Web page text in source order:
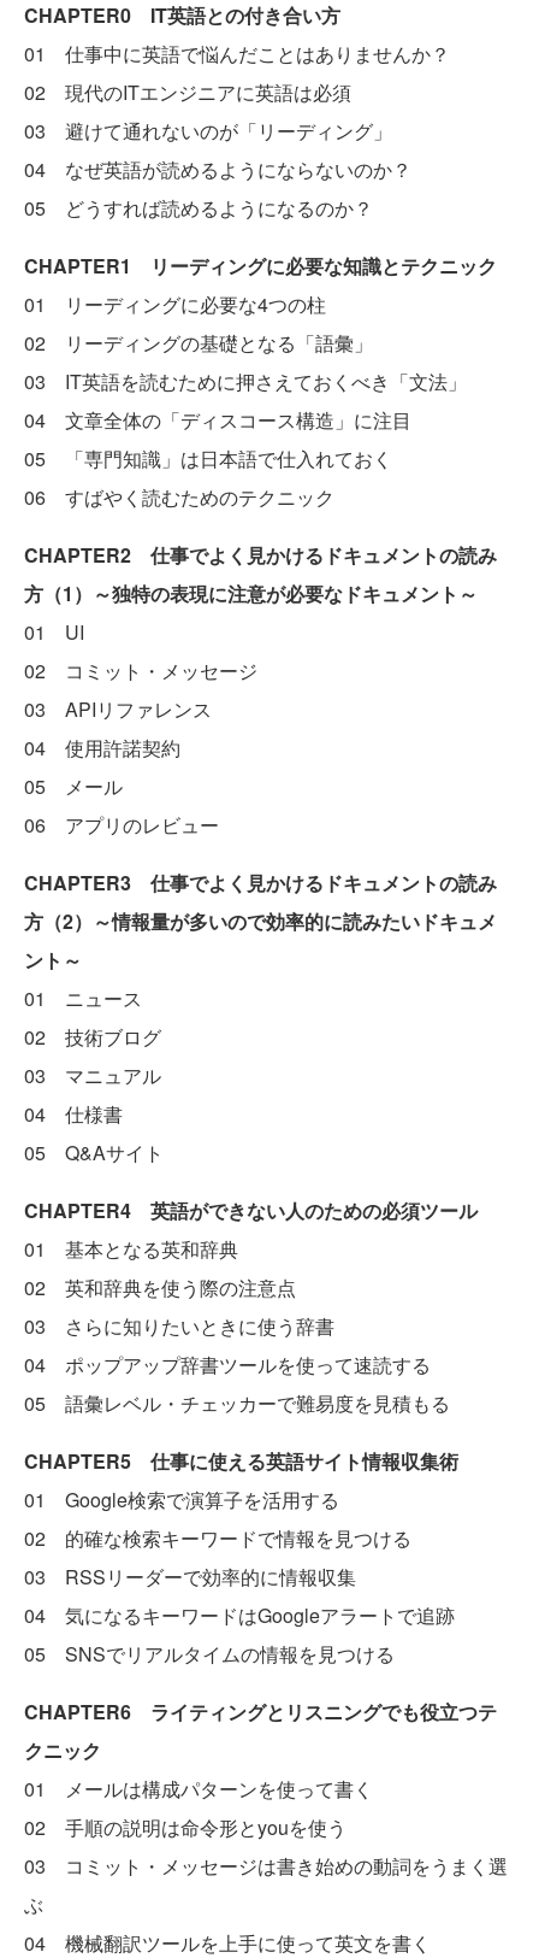
CHAPTER0 IT英語との付き合い方
01 仕事中に英語で悩んだことはありませんか？
02 現代のITエンジニアに英語は必須
03 避けて通れないのが「リーディング」
04 なぜ英語が読めるようにならないのか？
05 どうすれば読めるようになるのか？
CHAPTER1 リーディングに必要な知識とテクニック
01 リーディングに必要な4つの柱
02 リーディングの基礎となる「語彙」
03 IT英語を読むために押さえておくべき「文法」
04 文章全体の「ディスコース構造」に注目
05 「専門知識」は日本語で仕入れておく
06 すばやく読むためのテクニック
CHAPTER2 仕事でよく見かけるドキュメントの読み
方（1）～独特の表現に注意が必要なドキュメント～
01 UI
02 コミット・メッセージ
03 APIリファレンス
04 使用許諾契約
05 メール
06 アプリのレビュー
CHAPTER3 仕事でよく見かけるドキュメントの読み
方（2）～情報量が多いので効率的に読みたいドキュメ
ント～
01 ニュース
02 技術ブログ
03 マニュアル
04 仕様書
05 Q&Aサイト
CHAPTER4 英語ができない人のための必須ツール
01 基本となる英和辞典
02 英和辞典を使う際の注意点
03 さらに知りたいときに使う辞書
04 ポップアップ辞書ツールを使って速読する
05 語彙レベル・チェッカーで難易度を見積もる
CHAPTER5 仕事に使える英語サイト情報収集術
01 Google検索で演算子を活用する
02 的確な検索キーワードで情報を見つける
03 RSSリーダーで効率的に情報収集
04 気になるキーワードはGoogleアラートで追跡
05 SNSでリアルタイムの情報を見つける
CHAPTER6 ライティングとリスニングでも役立つテ
クニック
01 メールは構成パターンを使って書く
02 手順の説明は命令形とyouを使う
03 コミット・メッセージは書き始めの動詞をうまく選
ぶ
04 機械翻訳ツールを上手に使って英文を書く